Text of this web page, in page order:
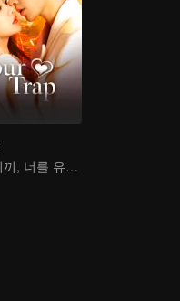
사랑의 미끼, 너를 유혹하다